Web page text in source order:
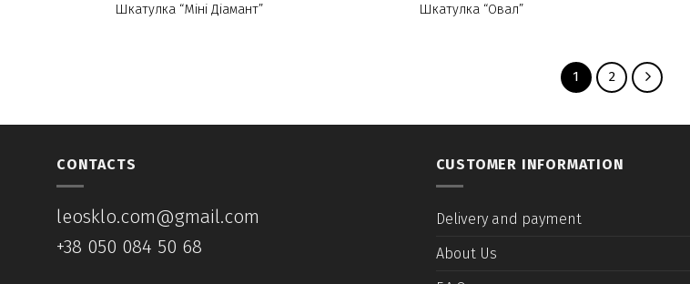
Шкатулка “Міні Діамант” Шкатулка “Овал”
1 2
CONTACTS
leosklo.com@gmail.com
+38 050 084 50 68
CUSTOMER INFORMATION
Delivery and payment
About Us